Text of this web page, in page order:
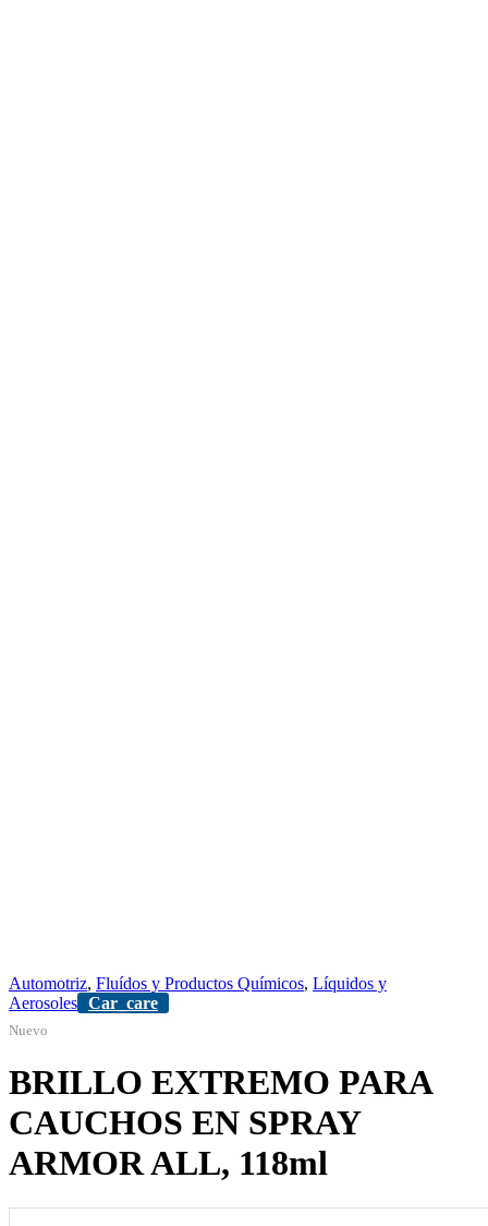
Automotriz, Fluídos y Productos Químicos, Líquidos y
Aerosoles Car_care
Nuevo
BRILLO EXTREMO PARA
CAUCHOS EN SPRAY
ARMOR ALL, 118ml